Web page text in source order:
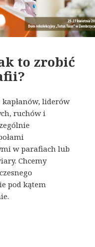
to zrobić
liderów
ruchów i
w parafiach lub
Chcemy
pod kątem
to zrobić w rodzinie i